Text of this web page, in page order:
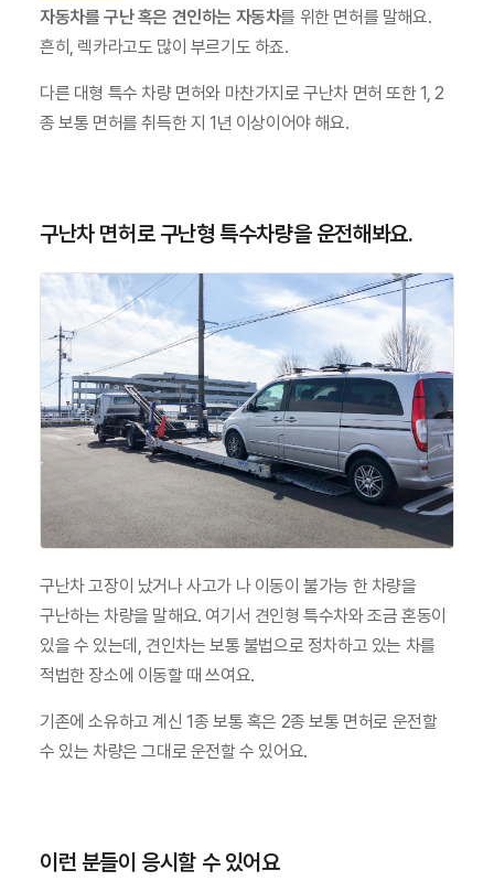
자동차를 구난 혹은 견인하는 자동차를 위한 면허를 말해요.
흔히, 렉카라고도 많이 부르기도 하죠.
다른 대형 특수 차량 면허와 마찬가지로 구난차 면허 또한 1, 2
종 보통 면허를 취득한 지 1년 이상이어야 해요.
구난차 면허로 구난형 특수차량을 운전해봐요.
구난차 고장이 났거나 사고가 나 이동이 불가능 한 차량을
구난하는 차량을 말해요. 여기서 견인형 특수차와 조금 혼동이
있을 수 있는데, 견인차는 보통 불법으로 정차하고 있는 차를
적법한 장소에 이동할 때 쓰여요.
기존에 소유하고 계신 1종 보통 혹은 2종 보통 면허로 운전할
수 있는 차량은 그대로 운전할 수 있어요.
이런 분들이 응시할 수 있어요